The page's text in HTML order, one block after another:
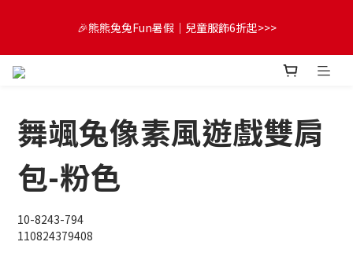
💌】
🎉熊熊兔兔Fun暑假｜兒童服飾6折起>>>
😍FUN暑假！童裝開心購【滿$3,000，送$300 (最高回饋$1,200)
💌】
舞颯兔像素風遊戲雙肩
包-粉色
10-8243-794
110824379408